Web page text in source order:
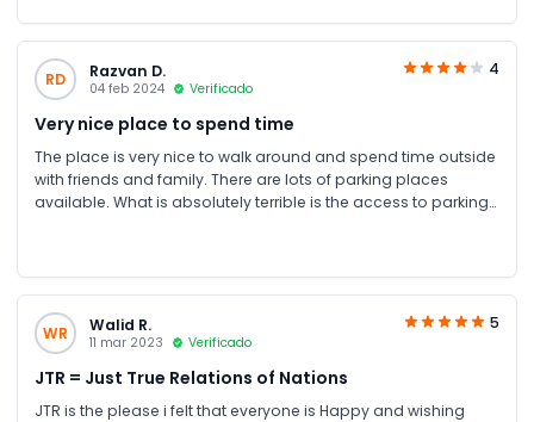
RD Razvan D.
04 feb 2024 Verificado
4
Very nice place to spend time
The place is very nice to walk around and spend time outside
with friends and family. There are lots of parking places
available. What is absolutely terrible is the access to parking
that's a pity.
WR
Walid R.
11 mar 2023 Verificado
5
JTR = Just True Relations of Nations
JTR is the please i felt that everyone is Happy and wishing